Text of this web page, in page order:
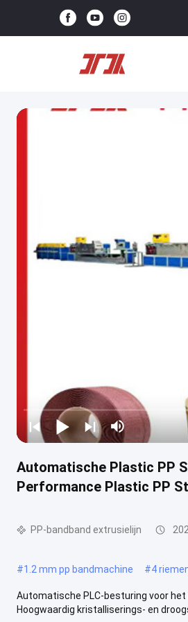
Automatische Plastic PP
Performance Plastic PP
PP-bandband extrusielijn
#1.2 mm pp bandmachine #4
Automatische PLC-besturing voor het
Hoogwaardig kristalliserings- en